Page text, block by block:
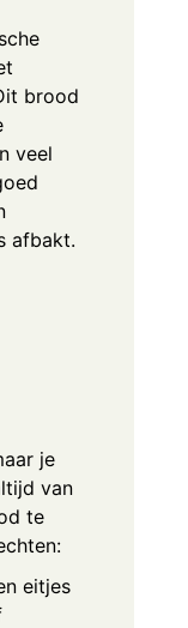
brood
veel
afbakt.
je
van
te
eitjes